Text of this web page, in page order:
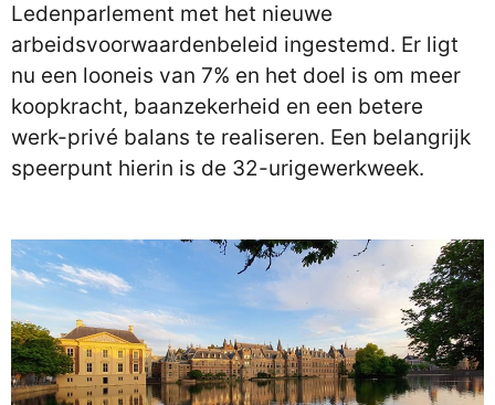
Ledenparlement met het nieuwe
arbeidsvoorwaardenbeleid ingestemd. Er ligt
nu een looneis van 7% en het doel is om meer
koopkracht, baanzekerheid en een betere
werk-privé balans te realiseren. Een belangrijk
speerpunt hierin is de 32-urigewerkweek.